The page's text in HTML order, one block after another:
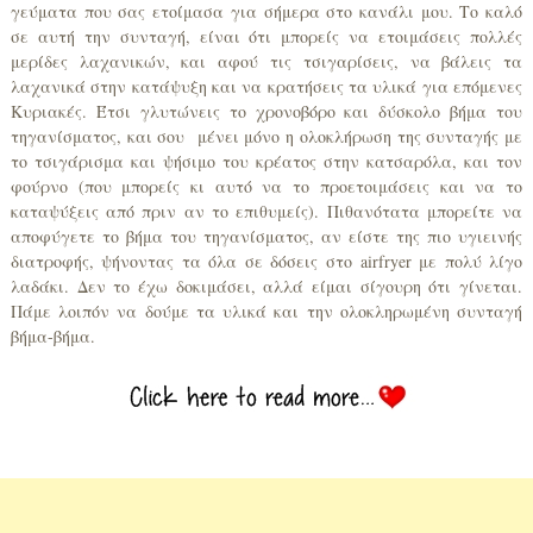
γεύματα που σας ετοίμασα για σήμερα στο κανάλι μου. Το καλό
σε αυτή την συνταγή, είναι ότι μπορείς να ετοιμάσεις πολλές
μερίδες λαχανικών, και αφού τις τσιγαρίσεις, να βάλεις τα
λαχανικά στην κατάψυξη και να κρατήσεις τα υλικά για επόμενες
Κυριακές. Έτσι γλυτώνεις το χρονοβόρο και δύσκολο βήμα του
τηγανίσματος, και σου μένει μόνο η ολοκλήρωση της συνταγής με
το τσιγάρισμα και ψήσιμο του κρέατος στην κατσαρόλα, και τον
φούρνο (που μπορείς κι αυτό να το προετοιμάσεις και να το
καταψύξεις από πριν αν το επιθυμείς). Πιθανότατα μπορείτε να
αποφύγετε το βήμα του τηγανίσματος, αν είστε της πιο υγιεινής
διατροφής, ψήνοντας τα όλα σε δόσεις στο airfryer με πολύ λίγο
λαδάκι. Δεν το έχω δοκιμάσει, αλλά είμαι σίγουρη ότι γίνεται.
Πάμε λοιπόν να δούμε τα υλικά και την ολοκληρωμένη συνταγή
βήμα-βήμα.